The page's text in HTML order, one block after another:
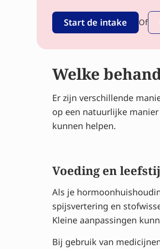
Start de intake Of
Welke
Er zijn verschillende
op een natuurlijke
kunnen helpen.
Voeding en
Als je
spijsvertering en
Kleine aanpassingen
Bij gebruik van